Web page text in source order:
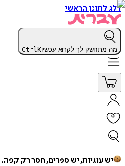
דלג לתוכן הראשי
מה מתחשק לך לקרוא עכשיו CtrlK
יש עוגיות, יש ספרים, חסר רק קפה.